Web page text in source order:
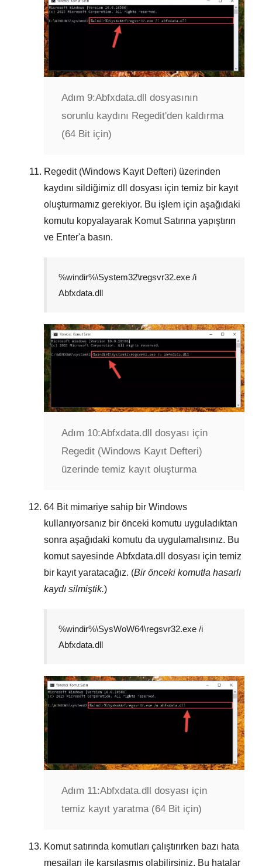
Adım 9:Abfxdata.dll dosyasının
sorunlu kaydını Regedit'den kaldırma
(64 Bit için)
Regedit (Windows Kayıt Defteri) üzerinden
kaydını sildiğimiz dll dosyası için temiz bir kayıt
oluşturmamız gerekiyor. Bu işlem için aşağıdaki
komutu kopyalayarak Komut Satırına yapıştırın
ve Enter'a basın.
%windir%\System32\regsvr32.exe /i
Abfxdata.dll
Adım 10:Abfxdata.dll dosyası için
Regedit (Windows Kayıt Defteri)
üzerinde temiz kayıt oluşturma
64 Bitmimariye sahip bir Windows
kullanıyorsanız bir önceki komutu uyguladıktan
sonra aşağıdaki komutu da uygulamalısınız. Bu
komut sayesinde Abfxdata.dll
dosyası için temiz
bir kayıt yaratacağız. (Bir önceki komutla hasarlı
kaydı silmiştik.)
%windir%\SysWoW64\regsvr32.exe /i
Abfxdata.dll
Adım 11:Abfxdata.dll dosyası için
temiz kayıt yaratma (64 Bit için)
Komut satırında komutları çalıştırırken bazı hata
mesajları ile karşılaşmış olabilirsiniz. Bu hatalar